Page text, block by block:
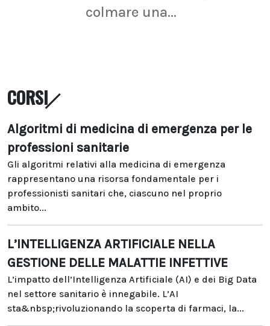
colmare una...
CORSI
Algoritmi di medicina di emergenza per le
professioni sanitarie
Gli algoritmi relativi alla medicina di emergenza
rappresentano una risorsa fondamentale per i
professionisti sanitari che, ciascuno nel proprio
ambito...
L’INTELLIGENZA ARTIFICIALE NELLA
GESTIONE DELLE MALATTIE INFETTIVE
L’impatto dell’Intelligenza Artificiale (AI) e dei Big Data
nel settore sanitario è innegabile. L’AI
sta&nbsp;rivoluzionando la scoperta di farmaci, la...